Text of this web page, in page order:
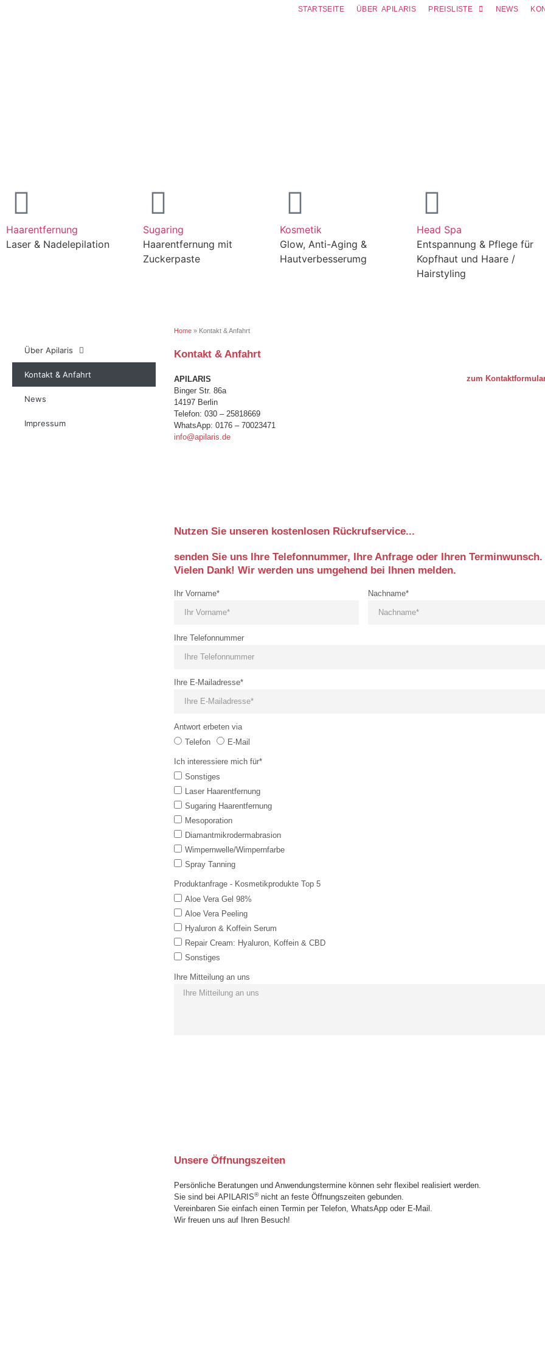
STARTSEITE ÜBER APILARIS PREISLISTE NEWS
Stefanie
„Ich fühle mich hier sehr gut
aufgehoben. Es wird sehr viel
Wert auf Hygiene gelegt. Ein
Haarentfernung
Laser & Nadelepilation
Sugaring
Haarentfernung mit
Zuckerpaste
Kosmetik
Glow, Anti-Aging &
Hautverbesserumg
Head Spa
Entspannung & Pflege für
Kopfhaut und Haare /
Hairstyling
Über Apilaris
Kontakt & Anfahrt
News
Impressum
Home » Kontakt & Anfahrt
Kontakt & Anfahrt
APILARIS
Binger Str. 86a
14197 Berlin
Telefon: 030 – 25818669
WhatsApp: 0176 – 70023471
info@apilaris.de
zum
Nutzen Sie unseren kostenlosen Rückrufservice...
senden Sie uns Ihre Telefonnummer, Ihre Anfrage oder Ihren Terminwunsch.
Vielen Dank! Wir werden uns umgehend bei Ihnen melden.
Ihr Vorname* Nachname*
Ihre Telefonnummer
Ihre E-Mailadresse*
Antwort erbeten via
Telefon
E-Mail
Ich interessiere mich für*
Sonstiges
Laser Haarentfernung
Sugaring Haarentfernung
Mesoporation
Diamantmikrodermabrasion
Wimpernwelle/Wimpernfarbe
Spray Tanning
Produktanfrage - Kosmetikprodukte Top 5
Aloe Vera Gel 98%
Aloe Vera Peeling
Hyaluron & Koffein Serum
Repair Cream: Hyaluron, Koffein & CBD
Sonstiges
Ihre Mitteilung an uns
Unsere Öffnungszeiten
Persönliche Beratungen und Anwendungstermine können sehr flexibel realisiert werden.
Sie sind bei APILARIS®nicht an feste Öffnungszeiten gebunden.
Vereinbaren Sie einfach einen Termin per Telefon, WhatsApp oder E-Mail.
Wir freuen uns auf Ihren Besuch!